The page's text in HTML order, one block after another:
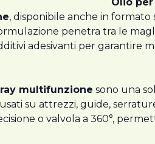
Olio
, disponibile anche in
penetra tra le
adesivanti per garantire
multifunzione sono una
usati su attrezzi, guide,
o valvola a 360°,